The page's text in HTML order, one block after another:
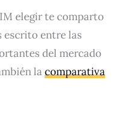
elegir te comparto
escrito entre las
del mercado
lacomparativa